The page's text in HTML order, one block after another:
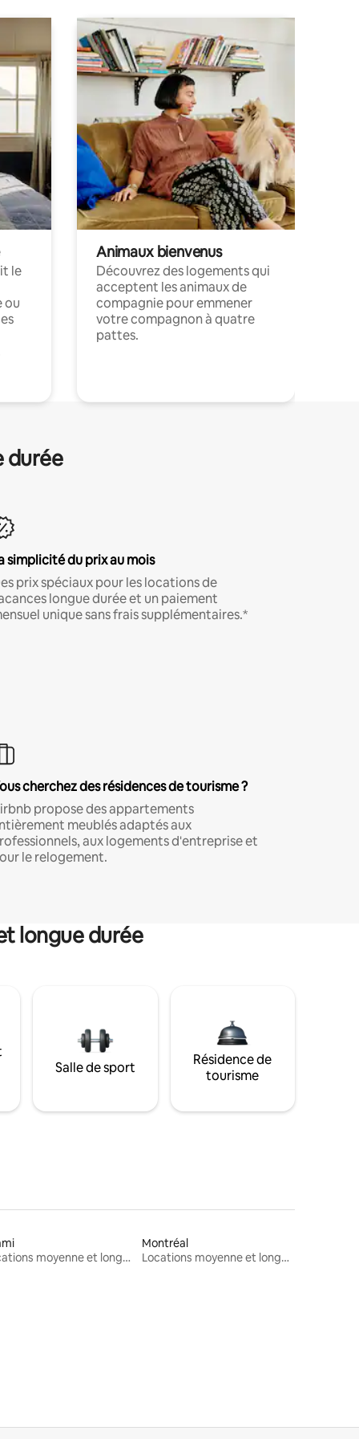
le
ou
Animaux bienvenus
Découvrez des logements qui
acceptent les animaux de
compagnie pour emmener
votre compagnon à quatre
pattes.
durée
simplicité du prix au mois
prix spéciaux pour les locations de
longue durée et un paiement
unique sans frais supplémentaires.*
cherchez des résidences de tourisme ?
propose des appartements
meublés adaptés aux
aux logements d'entreprise et
le relogement.
longue durée
Salle de sport
Résidence de
tourisme
Locations moyenne et longue durée
Montréal
Locations moyenne et longue durée